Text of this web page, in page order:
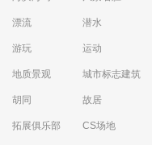
漂流 潜水
游玩 运动
地质景观 城市标志建筑
胡同 故居
拓展俱乐部 CS场地